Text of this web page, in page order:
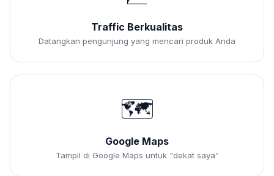
Traffic Berkualitas
Datangkan pengunjung yang mencari produk Anda
🗺️
Google Maps
Tampil di Google Maps untuk "dekat saya"